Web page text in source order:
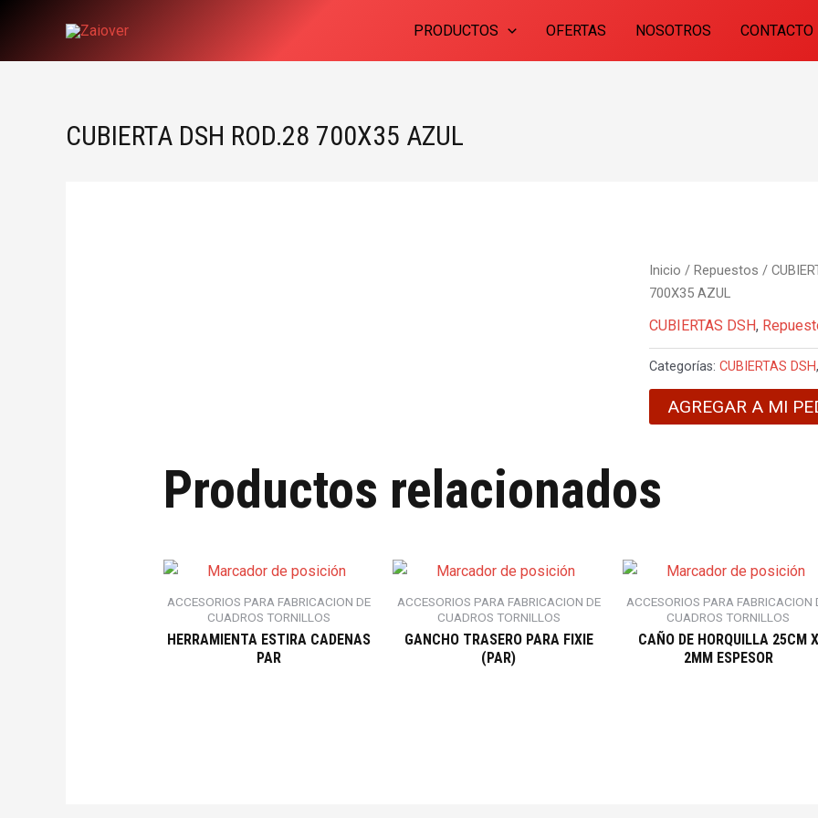
PRODUCTOS OFERTAS NOSOTROS CONTACTO
CUBIERTA DSH ROD.28 700X35 AZUL
Inicio / Repuestos /
700X35 AZUL
CUBIERTAS DSH,
Categorías:CUBIERTAS DSH
AGREGAR A MI
Productos relacionados
ACCESORIOS PARA FABRICACION DE
CUADROS TORNILLOS
HERRAMIENTA ESTIRA CADENAS
PAR
ACCESORIOS PARA FABRICACION DE
CUADROS TORNILLOS
GANCHO TRASERO PARA FIXIE
(PAR)
ACCESORIOS PARA FABRICACION
CUADROS TORNILLOS
CAÑO DE HORQUILLA 25CM X
2MM ESPESOR